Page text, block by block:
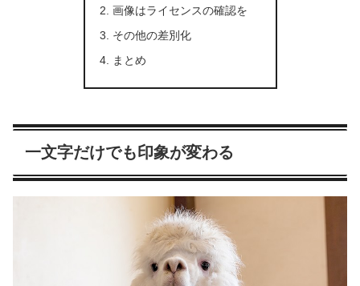
画像はライセンスの確認を
その他の差別化
まとめ
一文字だけでも印象が変わる